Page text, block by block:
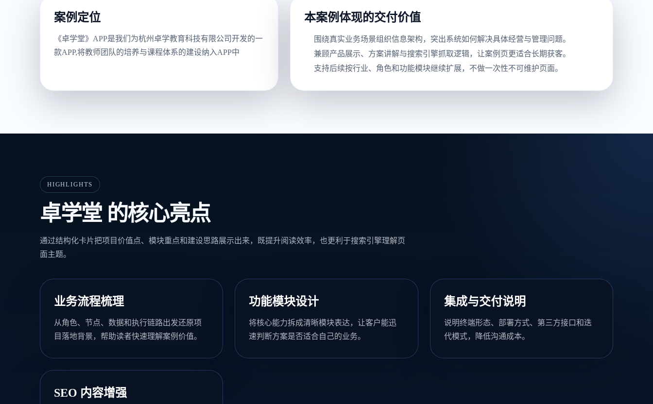
案例定位
《卓学堂》APP是我们为杭州卓学教育科技有限公司开发的一
款APP,将教师团队的培养与课程体系的建设纳入APP中
本案例体现的交付价值
围绕真实业务场景组织信息架构，突出系统如何解决具体经营与管理问题。
兼顾产品展示、方案讲解与搜索引擎抓取逻辑，让案例页更适合长期获客。
支持后续按行业、角色和功能模块继续扩展，不做一次性不可维护页面。
HIGHLIGHTS
卓学堂 的核心亮点
通过结构化卡片把项目价值点、模块重点和建设思路展示出来，既提升阅读效率，也更利于搜索引擎理解页
面主题。
业务流程梳理
从角色、节点、数据和执行链路出发还原项
目落地背景，帮助读者快速理解案例价值。
功能模块设计
将核心能力拆成清晰模块表达，让客户能迅
速判断方案是否适合自己的业务。
集成与交付说明
说明终端形态、部署方式、第三方接口和迭
代模式，降低沟通成本。
SEO 内容增强